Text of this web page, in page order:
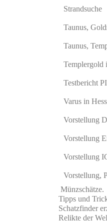
Strandsuche
Taunus,
Taunus,
Templergold
Testbericht
Varus in
Vorstellung
Vorstellung
Vorstellung
Vorstellung,
Münzschätze.
Tipps und
Schatzfinder
Relikte der